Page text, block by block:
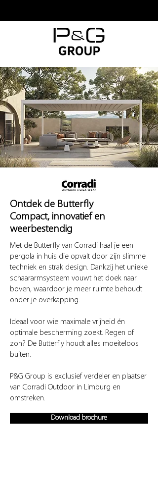
Ontdek de Butterfly
Compact, innovatief en
weerbestendig
Met de Butterfly van Corradi haal je een
pergola in huis die opvalt door zijn slimme
techniek en strak design. Dankzij het unieke
schaararmsysteem vouwt het doek naar
boven, waardoor je meer ruimte behoudt
onder je overkapping.
Ideaal voor wie maximale vrijheid én
optimale bescherming zoekt. Regen of
zon? De Butterfly houdt alles moeiteloos
buiten.
P&G Group is exclusief verdeler en plaatser
van Corradi Outdoor in Limburg en
omstreken.
Download brochure